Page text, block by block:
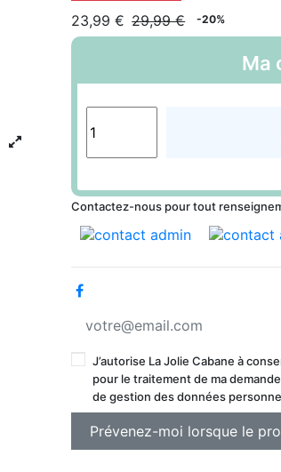
23,99 € 29,99 € -20%
Ma
Contactez-nous pour tout
J’autorise La Jolie Cabane à
pour le traitement de ma
de gestion des données